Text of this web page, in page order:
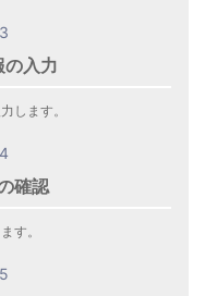
の入力
します。
確認
す。